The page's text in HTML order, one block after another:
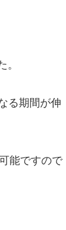
る期間が伸
能ですので